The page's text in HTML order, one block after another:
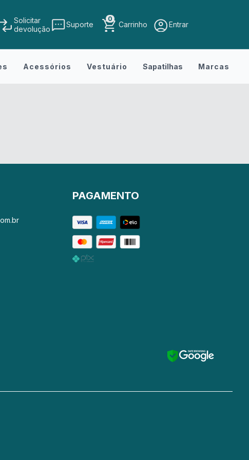
Solicitar
devolução
Suporte Carrinho
0
Entrar
Acessórios Vestuário Sapatilhas Marcas
PAGAMENTO